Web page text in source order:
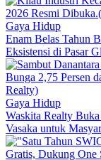
Gaya Hidup
Enam Belas Tahun
Eksistensi di Pasar
Gaya Hidup
Waskita Realty
Vasaka untuk